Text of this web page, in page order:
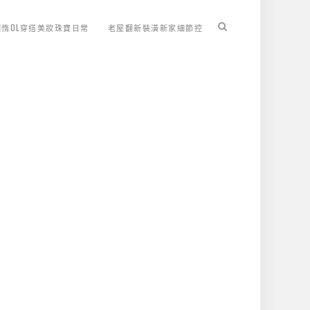
OL穿搭美妝珠寶日常 老屋翻新裝潢新家細節控